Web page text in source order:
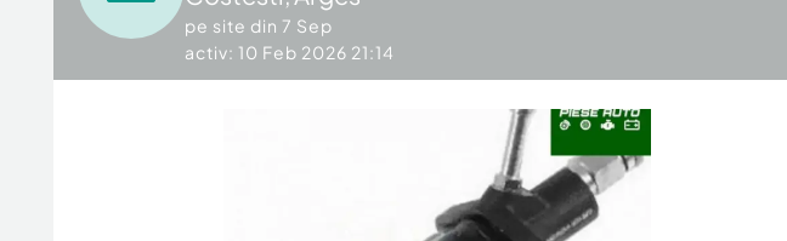
pe site din 7 Sep
activ: 10 Feb 2026 21:14